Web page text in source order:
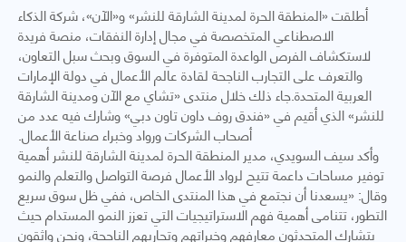
أطلقت «المنطقة الحرة لمدينة الشارقة للنشر» و«الآن»، شركة الذكاء
الاصطناعي المتخصصة في مجال إدارة النفقات، منصة فريدة
لاستكشاف الفرص الواعدة المتوفرة في السوق وبحث سبل التعاون،
والتعرف على التجارب الناجحة لقادة عالم الأعمال في دولة الإمارات
العربية المتحدة.جاء ذلك خلال منتدى «تشاي مع الآن ومدينة الشارقة
للنشر» الذي أقيم في «فندق روف داون تاون دبي» وشارك فيه عدد من
أصحاب الشركات ورواد وخبراء صناعة الأعمال.
وأكد سيف السويدي، مدير المنطقة الحرة لمدينة الشارقة للنشر أهمية
توفير مساحات داعمة تتيح لرواد الأعمال فرصة التواصل والتعلم والنمو
وقال: «يسعدنا أن نجتمع في هذا المنتدى الخاص، ففي ظل سوق سريع
التطور، تتنامى أهمية فهم الاستراتيجيات التي تعزز النمو المستدام حيث
يتشارك المتحدثون معارفهم وخبراتهم وتجاربهم الناجحة، ونحن واثقون